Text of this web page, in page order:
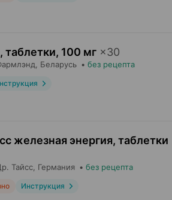
таблетки, 100 мг ×30
, Беларусь • без рецепта
железная энергия, таблетки
Тайсс , Германия • без рецепта
Инструкция